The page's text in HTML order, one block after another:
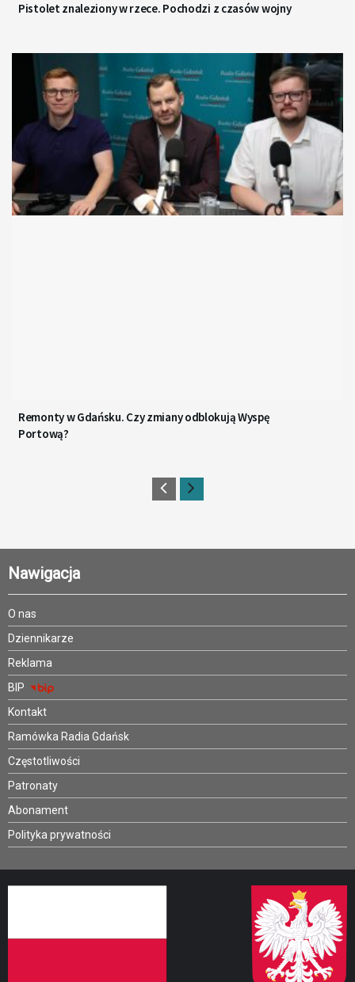
Pistolet znaleziony w rzece. Pochodzi z czasów wojny
Remonty w Gdańsku. Czy zmiany odblokują Wyspę
Portową?
Nawigacja
O nas
Dziennikarze
Reklama
BIP
Kontakt
Ramówka Radia Gdańsk
Częstotliwości
Patronaty
Abonament
Polityka prywatności